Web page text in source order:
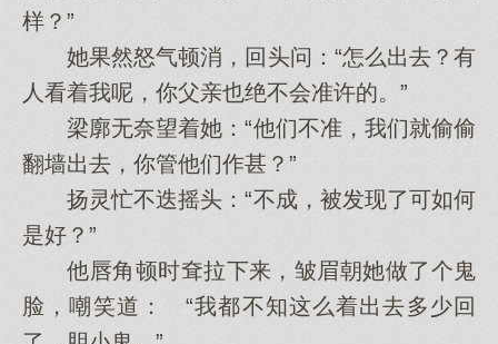
样？”
她果然怒气顿消，回头问：“怎么出去？有
人看着我呢，你父亲也绝不会准许的。”
梁廓无奈望着她：“他们不准，我们就偷偷
翻墙出去，你管他们作甚？”
扬灵忙不迭摇头：“不成，被发现了可如何
是好？”
他唇角顿时耷拉下来，皱眉朝她做了个鬼
脸，嘲笑道： “我都不知这么着出去多少回